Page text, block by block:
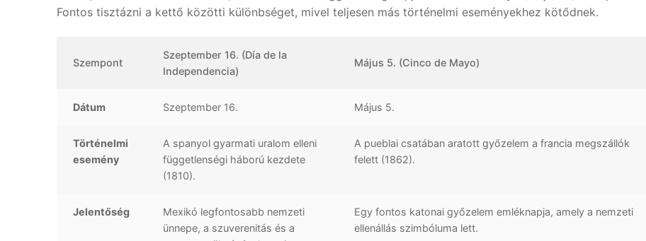
Fontos tisztázni a kettő közötti különbséget, mivel teljesen más történelmi eseményekhez kötődnek.
Szempont
Szeptember 16. (Día de la
Independencia)
Május 5. (Cinco de Mayo)
Dátum Szeptember 16. Május 5.
Történelmi
esemény
A spanyol gyarmati uralom elleni
függetlenségi háború kezdete
(1810).
A pueblai csatában aratott győzelem a francia megszállók
felett (1862).
Jelentőség
Mexikó legfontosabb nemzeti
ünnepe, a szuverenitás és a
Egy fontos katonai győzelem emléknapja, amely a nemzeti
ellenállás szimbóluma lett.